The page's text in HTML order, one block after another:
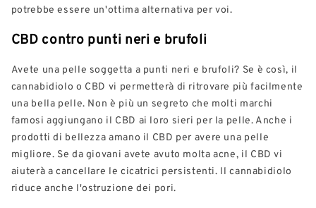
potrebbe essere un'ottima alternativa per voi.
CBD contro punti neri e brufoli
Avete una pelle soggetta a punti neri e brufoli? Se è così, il
cannabidiolo o CBD vi permetterà di ritrovare più facilmente
una bella pelle. Non è più un segreto che molti marchi
famosi aggiungano il CBD ai loro sieri per la pelle. Anche i
prodotti di bellezza amano il CBD per avere una pelle
migliore. Se da giovani avete avuto molta acne, il CBD vi
aiuterà a cancellare le cicatrici persistenti. Il cannabidiolo
riduce anche l'ostruzione dei pori.